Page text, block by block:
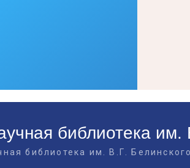
библиотека им.
библиотека им. В.Г.